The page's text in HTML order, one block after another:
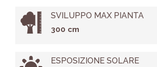
SVILUPPO MAX PIANTA
300 cm
ESPOSIZIONE SOLARE